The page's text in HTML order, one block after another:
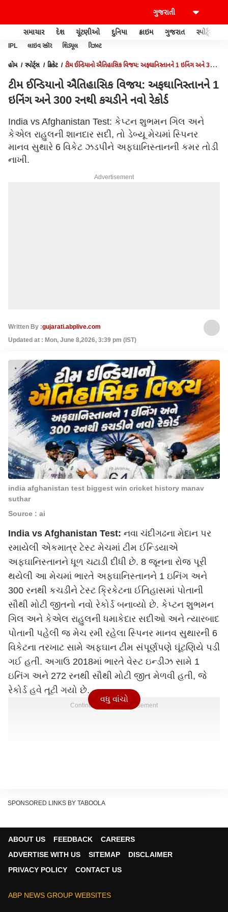
સમાચાર દેશ ચૂંટણીઓ દુનિયા ક્રાઇમ ગુજરાત સ્પોર્ટ્સ
IPL લાઇવ સ્કૉર શિડ્યૂલ રિઝલ્ટ
હોમ સ્પોર્ટ્સ ક્રિકેટ
ટીમ ઈન્ડિયાનો ઐતિહાસિક વિજય: અફઘાનિસ્તાનને 1 ઇનિંગ અને 300
ટીમ ઈન્ડિયાનો ઐતિહાસિક વિજય: અફઘાનિસ્તાનને 1
ઇનિંગ અને 300 રનથી કચડીને નવો રેકોર્ડ
India vs Afghanistan Test: કેપ્ટન શુભમન ગિલ અને
કેએલ રાહુલની શાનદાર સદી, તો ડેબ્યૂ મેચમાં સ્પિનર
માનવ સુથારે 6 વિકેટ ઝડપીને અફઘાનિસ્તાનની કમર તોડી
નાખી.
Advertisement
Written By :gujarati.abplive.com
Updated at : Mon, June 8,2026, 3:39 pm (IST)
india afghanistan test biggest win cricket history manav
suthar
Source : ai
India vs Afghanistan Test: નવા ચંદીગઢના મેદાન પર
રમાયેલી એકમાત્ર ટેસ્ટ મેચમાં ટીમ ઈન્ડિયાએ
અફઘાનિસ્તાનને ધૂળ ચટાડી દીધી છે. 8 જૂનના રોજ પૂરી
થયેલી આ મેચમાં ભારતે અફઘાનિસ્તાનને 1 ઇનિંગ અને
300 રનથી કચડીને ટેસ્ટ ક્રિકેટના ઈતિહાસમાં પોતાની
સૌથી મોટી જીતનો નવો રેકોર્ડ બનાવ્યો છે. કેપ્ટન શુભમન
ગિલ અને કેએલ રાહુલની ધમાકેદાર સદીઓ અને ત્યારબાદ
પોતાની પહેલી જ મેચ રમી રહેલા સ્પિનર માનવ સુથારની 6
વિકેટના તરખાટ સામે અફઘાન ટીમ સંપૂર્ણપણે ઘૂંટણિયે પડી
ગઈ હતી. અગાઉ 2018માં ભારતે વેસ્ટ ઇન્ડીઝ સામે 1
ઇનિંગ અને 272 રનથી સૌથી મોટી જીત મેળવી હતી, જે
રેકોર્ડ હવે તૂટી ગયો છે.
Continues below advertisement
વધુ વાંચો
SPONSORED LINKS BY TABOOLA
ABOUT US FEEDBACK
CAREERS
ADVERTISE WITH US
SITEMAP
DISCLAIMER
PRIVACY POLICY
CONTACT US
ABP NEWS GROUP WEBSITES